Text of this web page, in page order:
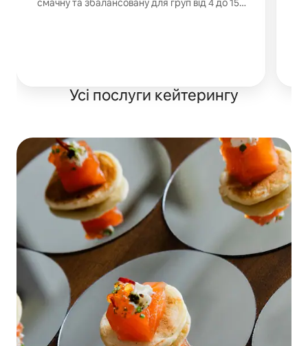
смачну та збалансовану для груп від 4 до 150
Усі послуги кейтерингу